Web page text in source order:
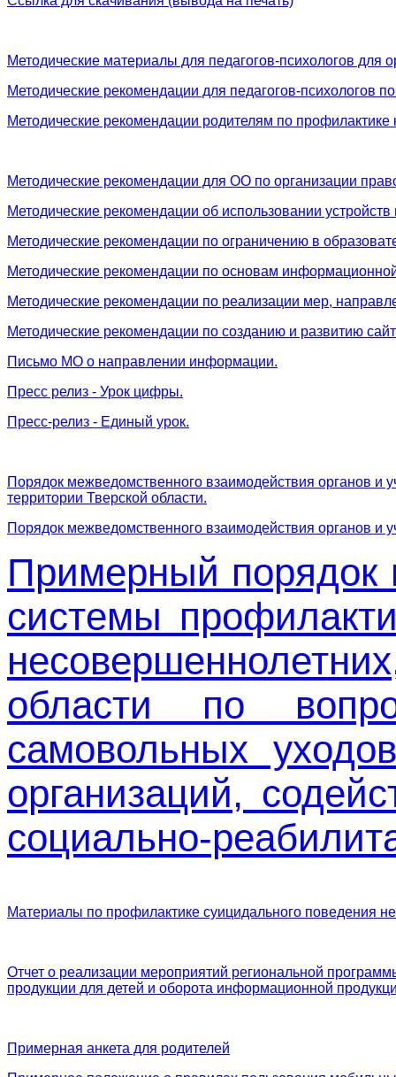
Методические материалы для педагогов-психологов для
Методические рекомендации для педагогов-психологов
Методические рекомендации родителям по
Методические рекомендации для ОО по организации
Методические рекомендации об использовании
Методические рекомендации по ограничению в
Методические рекомендации по основам
Методические рекомендации по реализации мер,
Методические рекомендации по созданию и развитию
Письмо МО о направлении информации.
Пресс релиз - Урок цифры.
Пресс-релиз - Единый урок.
Порядок межведомственного взаимодействия органов
территории Тверской области.
Порядок межведомственного взаимодействия органов
Примерный порядок
системы
области по
самовольных
организаций,
социально-
Материалы по профилактике суицидального поведения
Отчет о реализации мероприятий региональной
продукции для детей и оборота информационной
Примерная анкета для родителей